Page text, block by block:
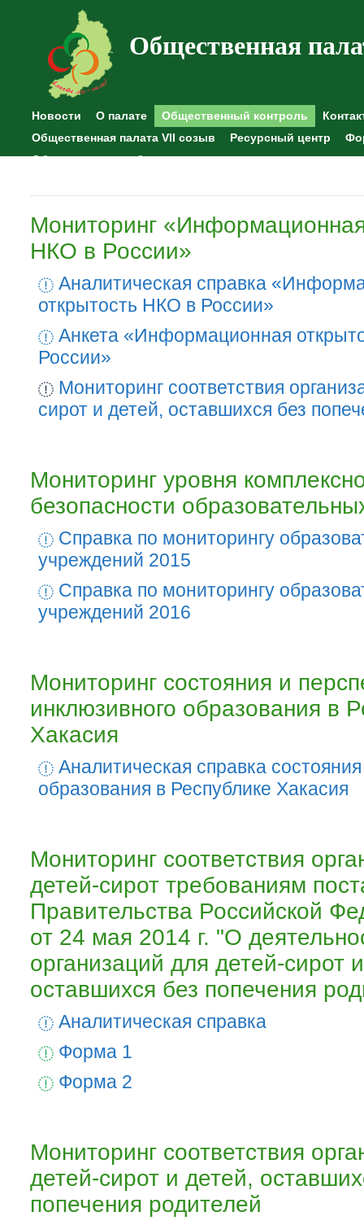
Общественная
Новости О палате Общественный контроль
Общественная палата VII созыв
Ресурсный центр
Общественные наблюдения
Мониторинг
НКО в России»
Аналитическая справка
открытость НКО в России»
Анкета «Информационная
России»
Мониторинг соответствия
сирот и детей, оставшихся без
Мониторинг уровня
безопасности
Справка по мониторингу
учреждений 2015
Справка по мониторингу
учреждений 2016
Мониторинг состояния и
инклюзивного образования в
Хакасия
Аналитическая справка
образования в Республике Хакасия
Мониторинг соответствия
детей-сирот требованиям
Правительства Российской
от 24 мая 2014 г. "О
организаций для детей-сирот
оставшихся без попечения
Аналитическая справка
Форма 1
Форма 2
Мониторинг соответствия
детей-сирот и детей,
попечения родителей